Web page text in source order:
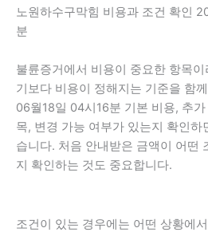
노원하수구막힘 비용과 조건 확인
분
불륜증거에서 비용이 중요한 항목
기보다 비용이 정해지는 기준을 함
06월18일 04시16분 기본 비용, 추
목, 변경 가능 여부가 있는지 확인하
습니다. 처음 안내받은 금액이 어떤
지 확인하는 것도 중요합니다.
조건이 있는 경우에는 어떤 상황에